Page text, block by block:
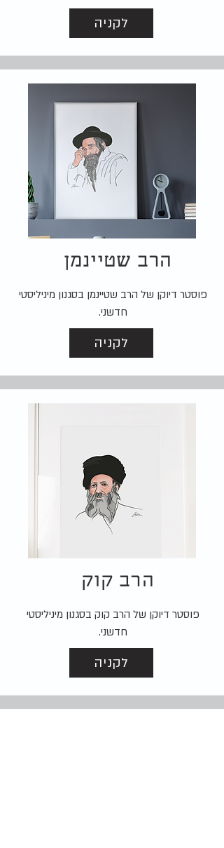
לקניה
הרב שטיינמן
פוסטר דיוקן של הרב שטיינמן בסגנון מיניליסטי
חדשני.
לקניה
הרב קוק
פוסטר דיוקן של הרב קוק בסגנון מיניליסטי
חדשני.
לקניה